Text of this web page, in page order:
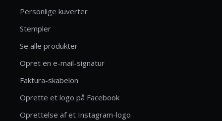
Personlige kuverter
Stempler
Se alle produkter
Opret en e-mail-signatur
Faktura-skabelon
Oprette et logo på Facebook
Oprettelse af et Instagram-logo